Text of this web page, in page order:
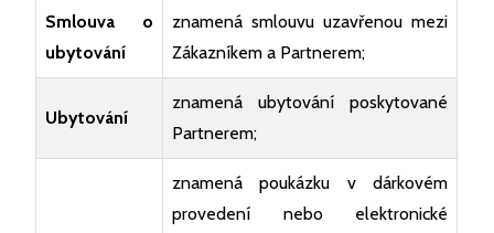
Smlouva o
ubytování
znamená smlouvu uzavřenou mezi
Zákazníkem a Partnerem;
Ubytování
znamená ubytování poskytované
Partnerem;
znamená poukázku v dárkovém
provedení nebo elektronické